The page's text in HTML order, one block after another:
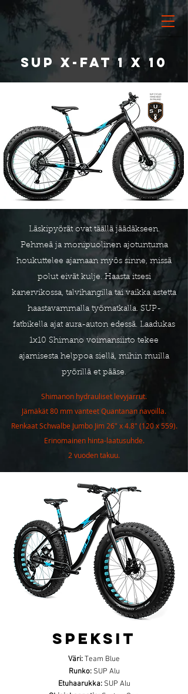
SUP X-Fat 1 x 10
Läskipyörät ovat täällä jäädäkseen.
Pehmeä ja monipuolinen ajotuntuma
houkuttelee ajamaan myös sinne, missä
polut eivät kulje. Haasta itsesi
kanervikossa, talvihangilla tai vaikka astetta
haastavammalla työmatkalla. SUP-
fatbikella ajat aura-auton edessä. Laadukas
1x10 Shimano voimansiirto tekee
ajamisesta helppoa siellä, mihin muilla
pyörillä et pääse.
Shimanon hydrauliset levyjarrut.
Jämäkät 80 mm vanteet Quantanan navoilla.
Renkaat Schwalbe Jumbo Jim 26" x 4.8" (120 x 559).
Erinomainen hinta-laatusuhde.
2 vuoden takuu.
SPEKSIT
Väri:Team Blue
Runko:SUP Alu
Etuhaarukka: SUP Alu